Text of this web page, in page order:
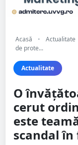
Acasă • Actualitate
de prote...
Actualitate
O
cerut
este
scandal